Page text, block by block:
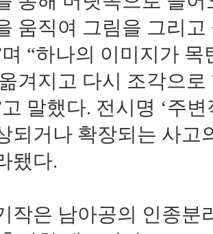
움직여 그림을 그리
며 “하나의 이미지가
겨지고 다시 조각으
고 말했다. 전시명 ‘주
되거나 확장되는 사고
됐다.
작은 남아공의 인종분